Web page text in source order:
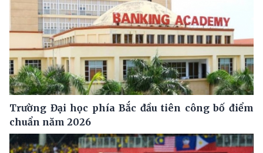
Trường Đại học phía Bắc đầu tiên công bố điểm
chuẩn năm 2026